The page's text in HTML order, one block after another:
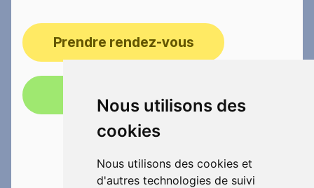
Nous utilisons des
cookies
Nous utilisons des cookies et
d'autres technologies de suivi
Prendre rendez-vous
Appelez-nous!